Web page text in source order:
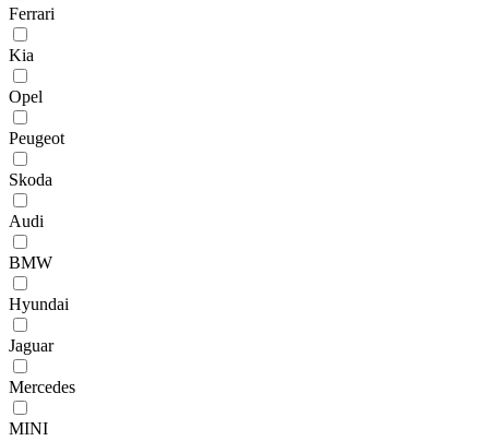
Ferrari
Kia
Opel
Peugeot
Skoda
Audi
BMW
Hyundai
Jaguar
Mercedes
MINI